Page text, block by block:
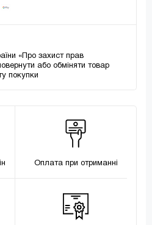
«Про захист прав
або обміняти товар
покупки
Оплата при отриманні